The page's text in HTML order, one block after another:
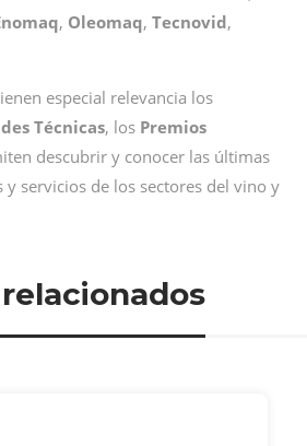
, Oleomaq, Tecnovid,
especial relevancia los
Técnicas, los Premios
descubrir y conocer las últimas
y servicios de los sectores del vino y